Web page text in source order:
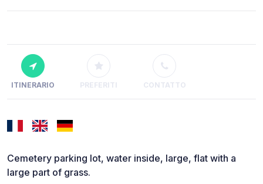
ITINERARIO PREFERITI CONTATTO
Cemetery parking lot, water inside, large, flat with a
large part of grass.